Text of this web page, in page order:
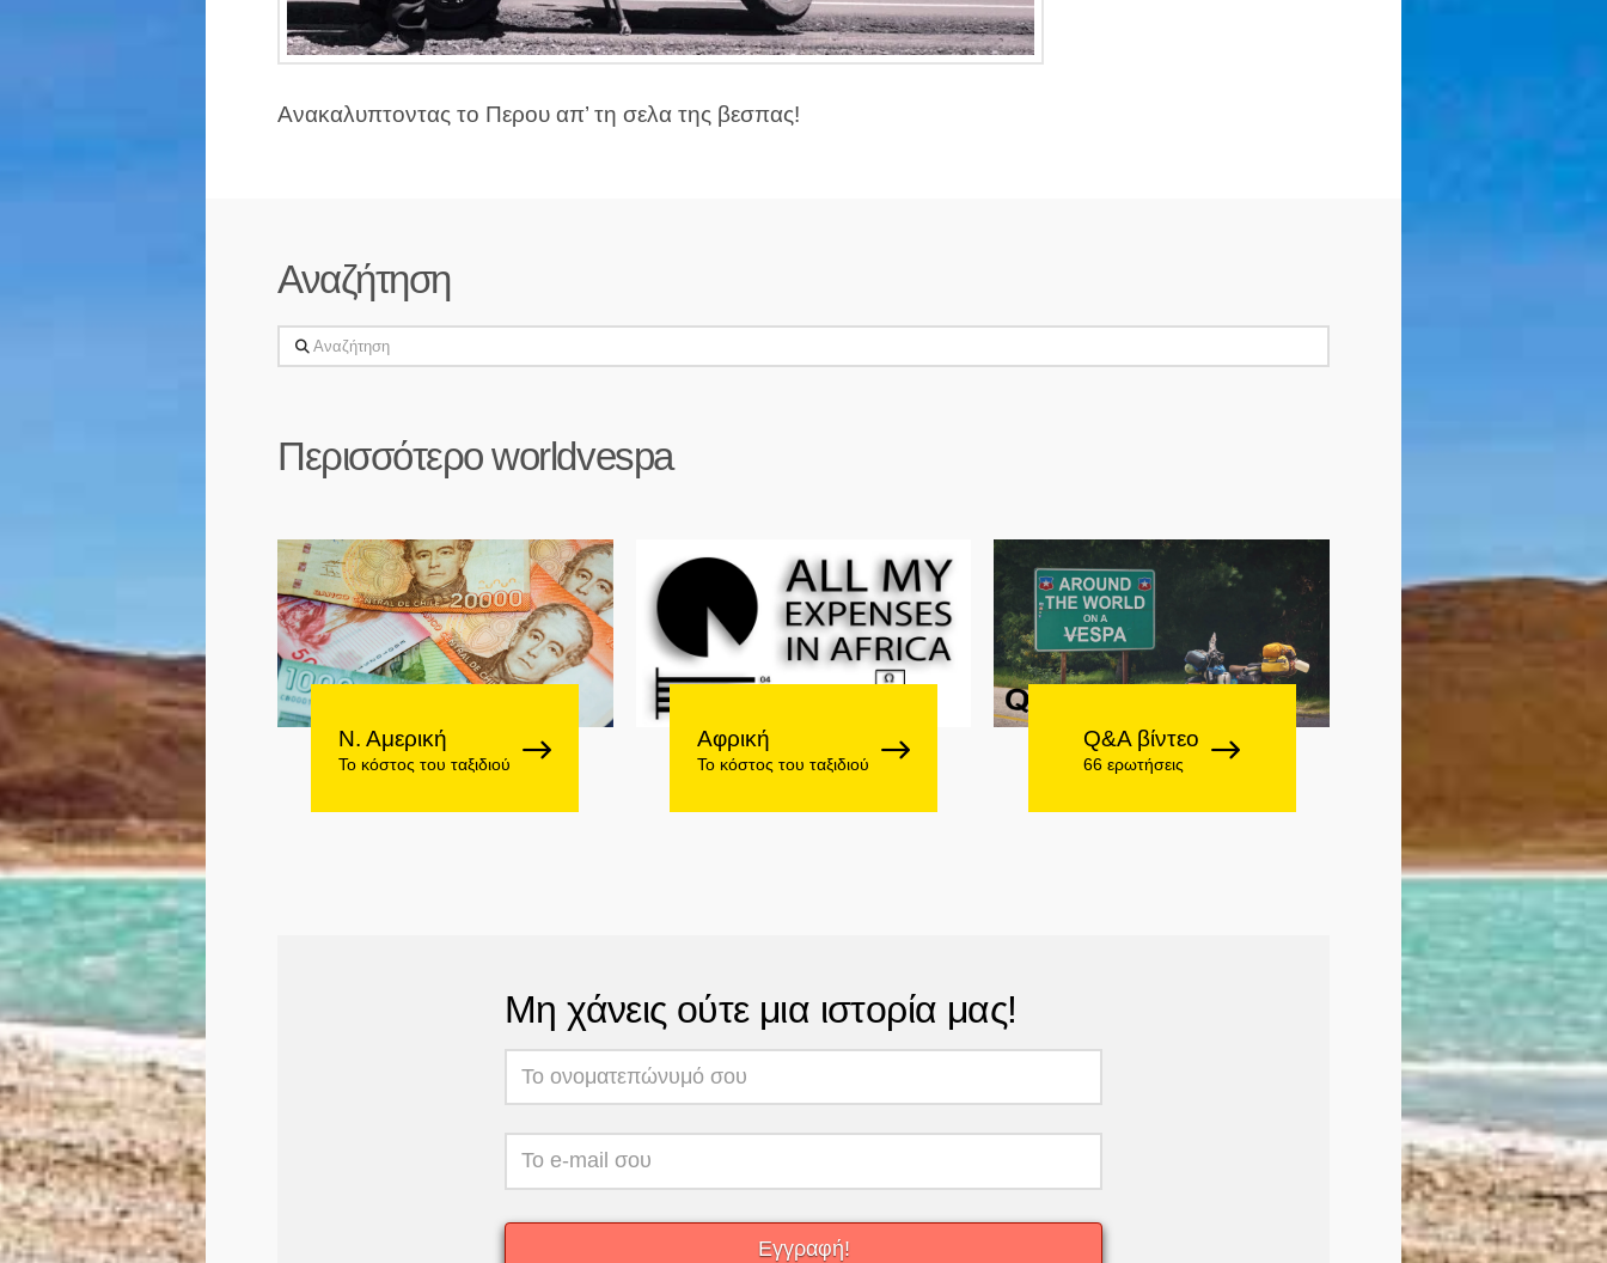
Ανακαλυπτοντας το Περου απ’ τη σελα της βεσπας!
Αναζήτηση
Αναζήτηση
Περισσότερο worldvespa
Ν. Αμερική
Το κόστος του ταξιδιού
Αφρική
Το κόστος του ταξιδιού
Q&A βίντεο
66 ερωτήσεις
Μη χάνεις ούτε μια ιστορία μας!